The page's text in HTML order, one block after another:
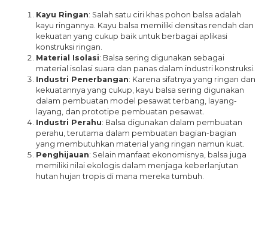
Kayu Ringan: Salah satu ciri khas pohon balsa adalah
kayu ringannya. Kayu balsa memiliki densitas rendah dan
kekuatan yang cukup baik untuk berbagai aplikasi
konstruksi ringan.
Material Isolasi: Balsa sering digunakan sebagai
material isolasi suara dan panas dalam industri konstruksi.
Industri Penerbangan: Karena sifatnya yang ringan dan
kekuatannya yang cukup, kayu balsa sering digunakan
dalam pembuatan model pesawat terbang, layang-
layang, dan prototipe pembuatan pesawat.
Industri Perahu: Balsa digunakan dalam pembuatan
perahu, terutama dalam pembuatan bagian-bagian
yang membutuhkan material yang ringan namun kuat.
Penghijauan: Selain manfaat ekonomisnya, balsa juga
memiliki nilai ekologis dalam menjaga keberlanjutan
hutan hujan tropis di mana mereka tumbuh.